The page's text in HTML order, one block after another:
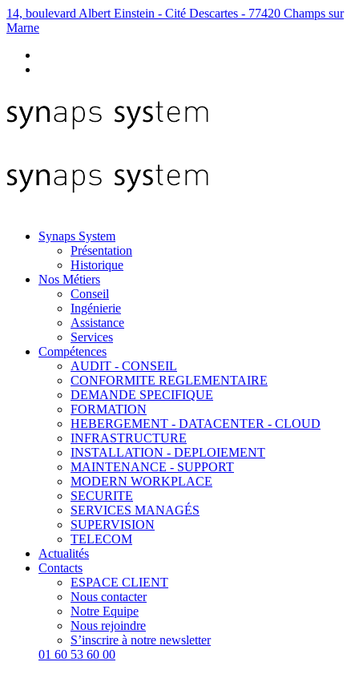
14, boulevard Albert Einstein - Cité Descartes - 77420 Champs sur
Marne
Synaps System
Présentation
Historique
Nos Métiers
Conseil
Ingénierie
Assistance
Services
Compétences
AUDIT - CONSEIL
CONFORMITE REGLEMENTAIRE
DEMANDE SPECIFIQUE
FORMATION
HEBERGEMENT - DATACENTER - CLOUD
INFRASTRUCTURE
INSTALLATION - DEPLOIEMENT
MAINTENANCE - SUPPORT
MODERN WORKPLACE
SECURITE
SERVICES MANAGÉS
SUPERVISION
TELECOM
Actualités
Contacts
ESPACE CLIENT
Nous contacter
Notre Equipe
Nous rejoindre
S’inscrire à notre newsletter
01 60 53 60 00